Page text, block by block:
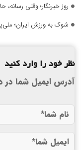
روز خبرنگار؛ وقتی
شوک به ورزش ایران؛
نظر خود را وارد کنید
آدرس ایمیل شما در